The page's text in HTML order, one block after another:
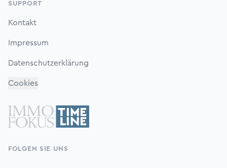
SUPPORT
Kontakt
Impressum
Datenschutzerklärung
Cookies
FOLGEN SIE UNS